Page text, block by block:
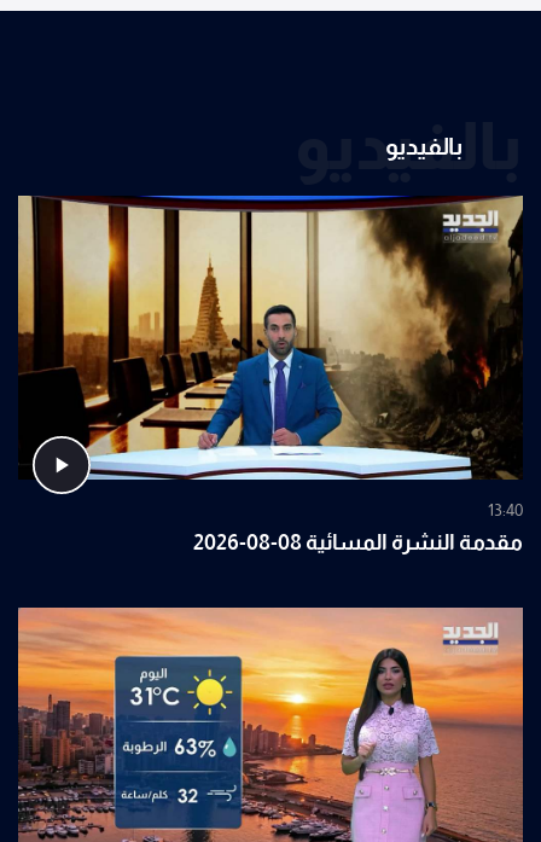
بالفيديو
بالفيديو
13:40
مقدمة النشرة المسائية 08-08-2026